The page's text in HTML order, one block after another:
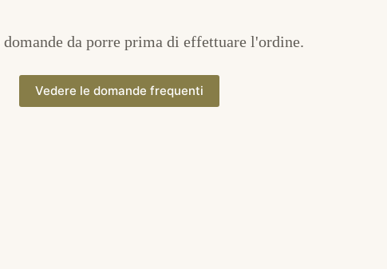
domande da porre prima di effettuare l'ordine.
Vedere le domande frequenti